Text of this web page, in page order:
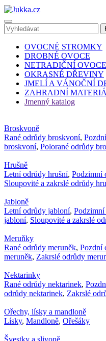
OVOCNÉ STROMKY
DROBNÉ OVOCE
NETRADIČNÍ OVOCE
OKRASNÉ DŘEVINY
JMELÍ A VÁNOČNÍ
ZAHRADNÍ
Jmenný katalog
Broskvoně
Rané odrůdy broskvoní,
broskvoní, Polorané odrůdy
Hrušně
Letní odrůdy hrušní, Podzimní
Sloupovité a zakrslé odrůdy
Jabloně
Letní odrůdy jabloní,
jabloní, Sloupovité a zakrslé
Meruňky
Rané odrůdy meruněk, Pozdní
meruněk, Zakrslé odrůdy
Nektarinky
Rané odrůdy nektarinek,
odrůdy nektarinek, Zakrslé
Ořechy, lísky a mandloně
Lísky, Mandloně, Ořešáky
Švestky a slivoně